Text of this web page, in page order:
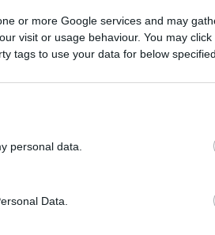
or more Google services and may
visit or usage behaviour. You may
tags to use your data for below
personal data.
Data.